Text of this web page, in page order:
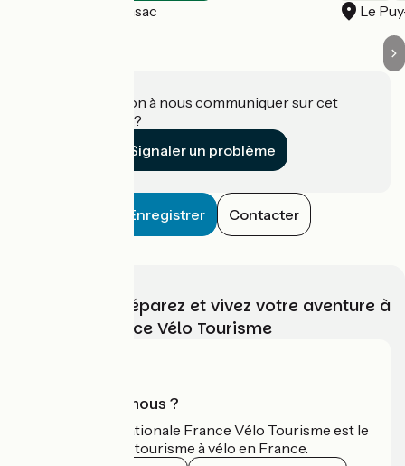
Brives-Charensac Le
Une information à nous communiquer sur cet
établissement ?
Signaler un problème
Enregistrer Contacter
Choisissez, préparez et vivez votre aventure à
vélo avec France Vélo Tourisme
Qui sommes-nous ?
L'association nationale France Vélo Tourisme est le
guide officiel du tourisme à vélo en France.